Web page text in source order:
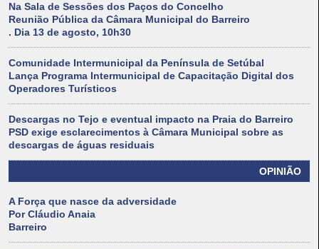
Na Sala de Sessões dos Paços do Concelho
Reunião Pública da Câmara Municipal do Barreiro
. Dia 13 de agosto, 10h30
Comunidade Intermunicipal da Península de Setúbal
Lança Programa Intermunicipal de Capacitação Digital dos
Operadores Turísticos
Descargas no Tejo e eventual impacto na Praia do Barreiro
PSD exige esclarecimentos à Câmara Municipal sobre as
descargas de águas residuais
OPINIÃO
A Força que nasce da adversidade
Por Cláudio Anaia
Barreiro